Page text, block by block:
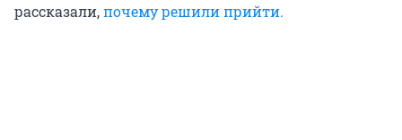
рассказали,почему решили прийти.